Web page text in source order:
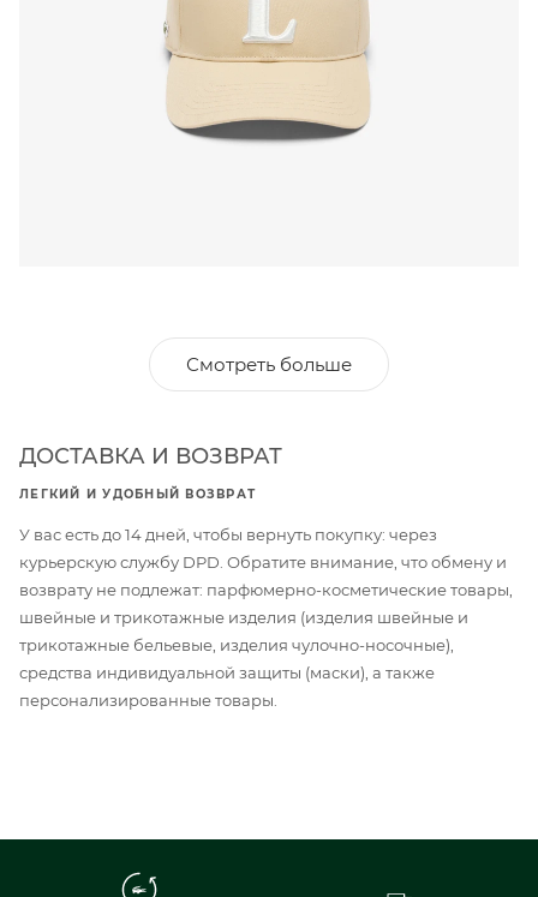
Смотреть больше
ДОСТАВКА И ВОЗВРАТ
ЛЕГКИЙ И УДОБНЫЙ ВОЗВРАТ
У вас есть до 14 дней, чтобы вернуть покупку: через
курьерскую службу DPD. Обратите внимание, что обмену и
возврату не подлежат: парфюмерно-косметические товары,
швейные и трикотажные изделия (изделия швейные и
трикотажные бельевые, изделия чулочно-носочные),
средства индивидуальной защиты (маски), а также
персонализированные товары.